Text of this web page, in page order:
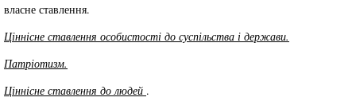
власне ставлення.
Ціннісне ставлення особистості до суспільства і держави.
Патріотизм.
Ціннісне ставлення до людей .